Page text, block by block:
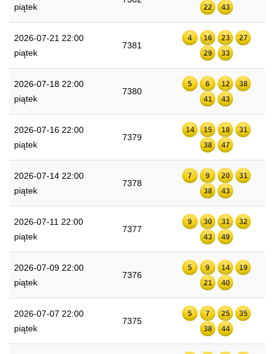
piątek
22
43
2026-07-21 22:00
piątek
7381
4 16 23
27
29
33
2026-07-18 22:00
piątek
7380
5 6 12
38
41
43
2026-07-16 22:00
piątek
7379
14 15 18
31
38
47
2026-07-14 22:00
piątek
7378
7 9 20
31
38
43
2026-07-11 22:00
piątek
7377
9 30 31
32
43
49
2026-07-09 22:00
piątek
7376
5 9 14
19
21
40
2026-07-07 22:00
piątek
7375
5 7 25
35
38
44